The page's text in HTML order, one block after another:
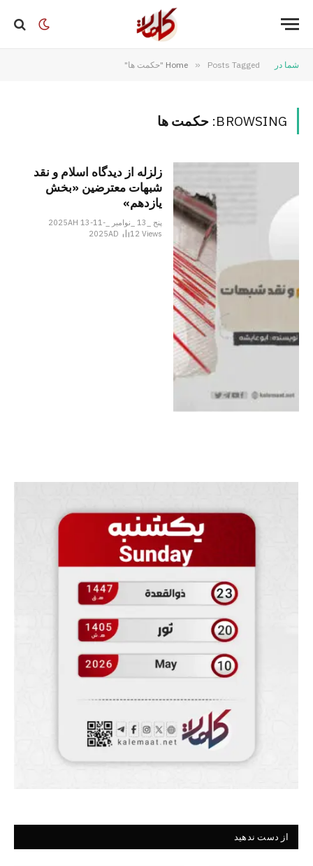
شما در Home » Posts Tagged "حکمت ها"
BROWSING: حکمت ها
زلزله از دیدگاه اسلام و نقد
شبهات معترضین «بخش
یازدهم»
پنج _13 _نوامبر _2025AH 13-11-
2025AD
12Views
از دست ندهید